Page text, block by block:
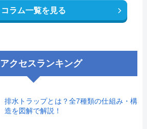
コラム一覧を見る
アクセスランキング
排水トラップとは？全7種類の仕組み・構
造を図解で解説！